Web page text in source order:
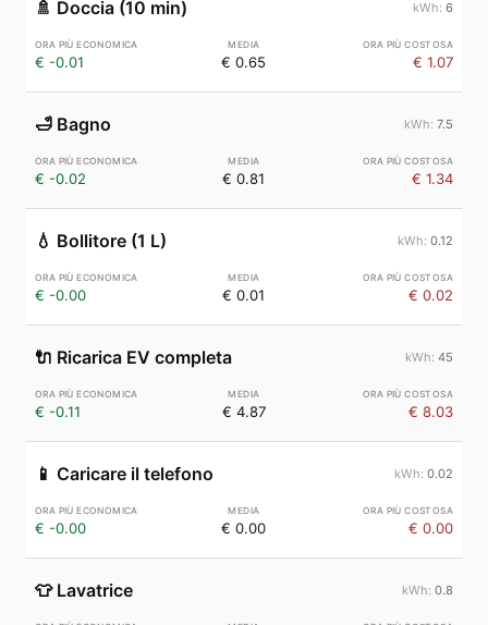
🚿 Doccia (10 min) 6
€ -0.01 € 0.65 € 1.07
🛁 Bagno 7.5
€ -0.02 € 0.81 € 1.34
💧 Bollitore (1 L) 0.12
€ -0.00 € 0.01 € 0.02
🔌 Ricarica EV completa 45
€ -0.11 € 4.87 € 8.03
📱 Caricare il telefono 0.02
€ -0.00 € 0.00 € 0.00
👕 Lavatrice 0.8